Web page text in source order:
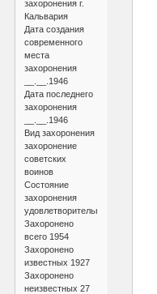
захоронения г.
Кальвария
Дата создания
современного
места
захоронения
__.__.1946
Дата последнего
захоронения
__.__.1946
Вид захоронения
захоронение
советских
воинов
Состояние
захоронения
удовлетворительное
Захоронено
всего 1954
Захоронено
известных 1927
Захоронено
неизвестных 27